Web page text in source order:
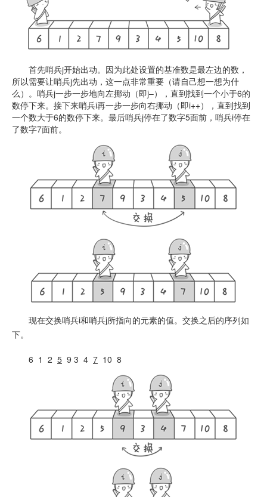
首先哨兵j开始出动。因为此处设置的基准数是最左边的数，
所以需要让哨兵j先出动，这一点非常重要（请自己想一想为什
么）。哨兵j一步一步地向左挪动（即j–），直到找到一个小于6的
数停下来。接下来哨兵i再一步一步向右挪动（即i++），直到找到
一个数大于6的数停下来。最后哨兵j停在了数字5面前，哨兵i停在
了数字7面前。
现在交换哨兵i和哨兵j所指向的元素的值。交换之后的序列如
下。
6 1 2 5 9 3 4 7 10 8